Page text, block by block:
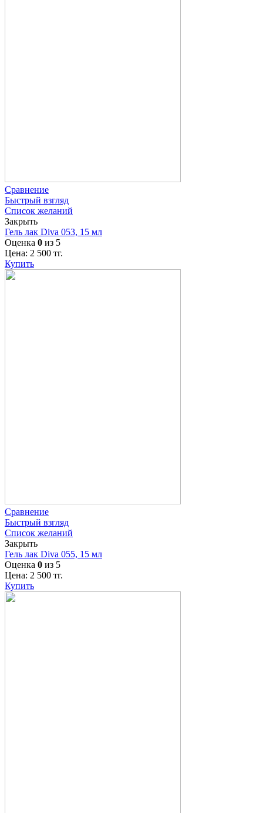
Сравнение
Быстрый взгляд
Список желаний
Закрыть
Гель лак Diva 053, 15 мл
Оценка 0 из 5
Цена: 2 500 тг.
Купить
Сравнение
Быстрый взгляд
Список желаний
Закрыть
Гель лак Diva 055, 15 мл
Оценка 0 из 5
Цена: 2 500 тг.
Купить